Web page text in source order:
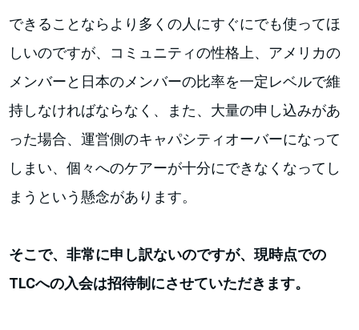
できることならより多くの人にすぐにでも使ってほ
しいのですが、コミュニティの性格上、アメリカの
メンバーと日本のメンバーの比率を一定レベルで維
持しなければならなく、また、大量の申し込みがあ
った場合、運営側のキャパシティオーバーになって
しまい、個々へのケアーが十分にできなくなってし
まうという懸念があります。
そこで、非常に申し訳ないのですが、現時点での
TLCへの入会は招待制にさせていただきます。